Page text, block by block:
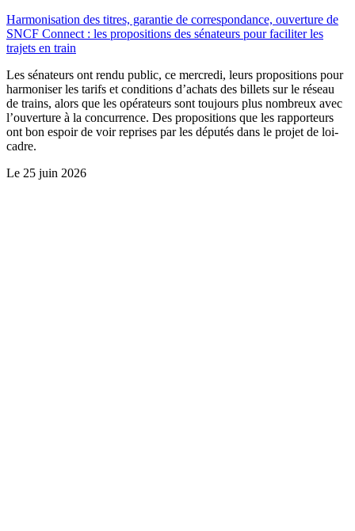
Harmonisation des titres, garantie de correspondance, ouverture de
SNCF Connect : les propositions des sénateurs pour faciliter les
trajets en train
Les sénateurs ont rendu public, ce mercredi, leurs propositions pour
harmoniser les tarifs et conditions d’achats des billets sur le réseau
de trains, alors que les opérateurs sont toujours plus nombreux avec
l’ouverture à la concurrence. Des propositions que les rapporteurs
ont bon espoir de voir reprises par les députés dans le projet de loi-
cadre.
Le 25 juin 2026